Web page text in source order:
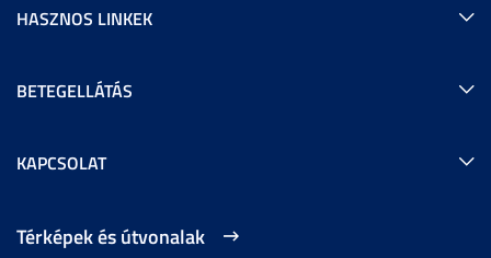
HASZNOS LINKEK
BETEGELLÁTÁS
KAPCSOLAT
Térképek és útvonalak